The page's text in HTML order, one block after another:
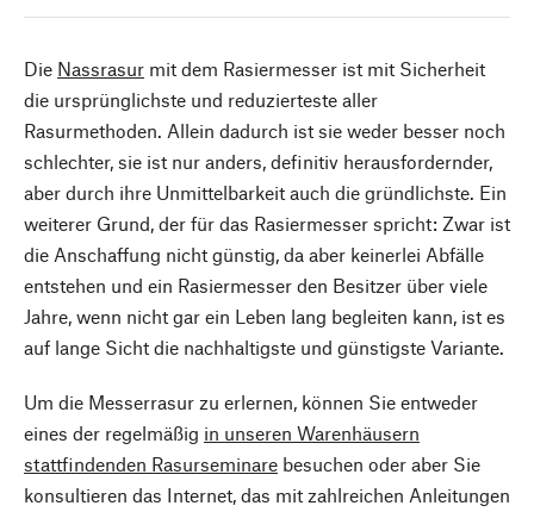
Die Nassrasur mit dem Rasiermesser ist mit Sicherheit
die ursprünglichste und reduzierteste aller
Rasurmethoden. Allein dadurch ist sie weder besser noch
schlechter, sie ist nur anders, definitiv herausfordernder,
aber durch ihre Unmittelbarkeit auch die gründlichste. Ein
weiterer Grund, der für das Rasiermesser spricht: Zwar ist
die Anschaffung nicht günstig, da aber keinerlei Abfälle
entstehen und ein Rasiermesser den Besitzer über viele
Jahre, wenn nicht gar ein Leben lang begleiten kann, ist es
auf lange Sicht die nachhaltigste und günstigste Variante.
Um die Messerrasur zu erlernen, können Sie entweder
eines der regelmäßig in unseren Warenhäusern
stattfindenden Rasurseminare besuchen oder aber Sie
konsultieren das Internet, das mit zahlreichen Anleitungen